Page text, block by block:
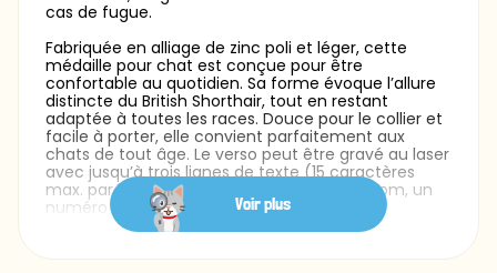
cas de fugue.
Fabriquée en alliage de zinc poli et léger, cette
médaille pour chat est conçue pour être
confortable au quotidien. Sa forme évoque l’allure
distincte du British Shorthair, tout en restant
adaptée à toutes les races. Douce pour le collier et
facile à porter, elle convient parfaitement aux
chats de tout âge. Le verso peut être gravé au laser
avec jusqu’à trois lignes de texte (15 caractères
max. par ligne) — idéal pour inscrire le prénom, un
numéro de téléphone ou une adresse. La
technologie de gravure avancée garantit une
est fourni gratuitement pour une fixation sécurisée
Voir plus